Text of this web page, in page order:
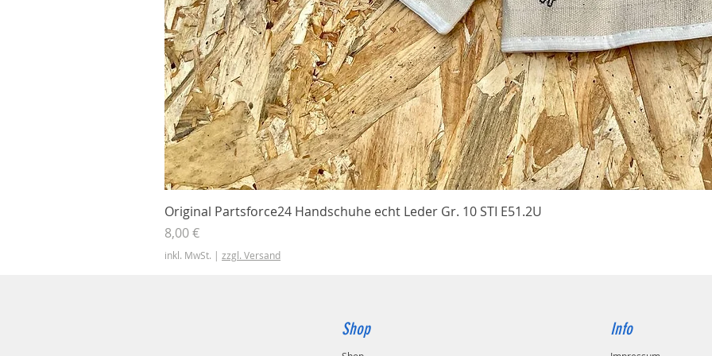
Schnellansicht
Original Partsforce24 Handschuhe echt Leder Gr. 10 STI E51.2U
Preis
8,00 €
inkl. MwSt. | zzgl. Versand
Shop Info